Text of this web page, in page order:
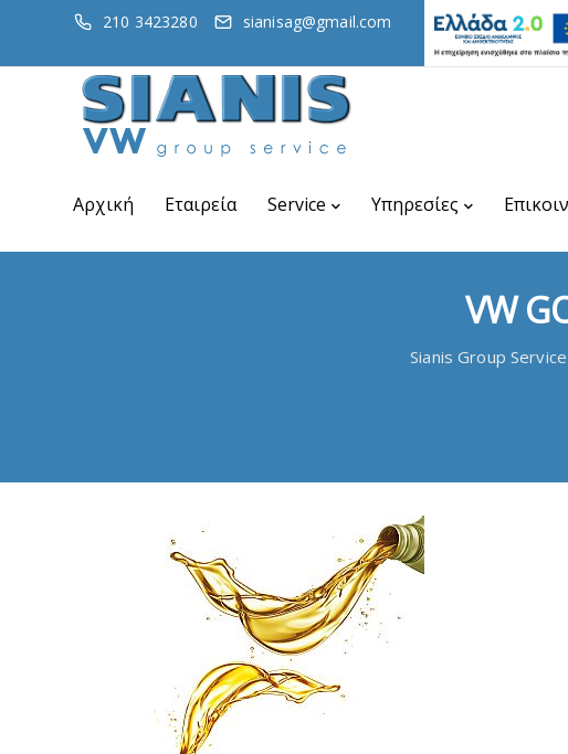
210 3423280 sianisag@gmail.com
Αρχική Εταιρεία Service Υπηρεσίες
VW
Sianis Group Service